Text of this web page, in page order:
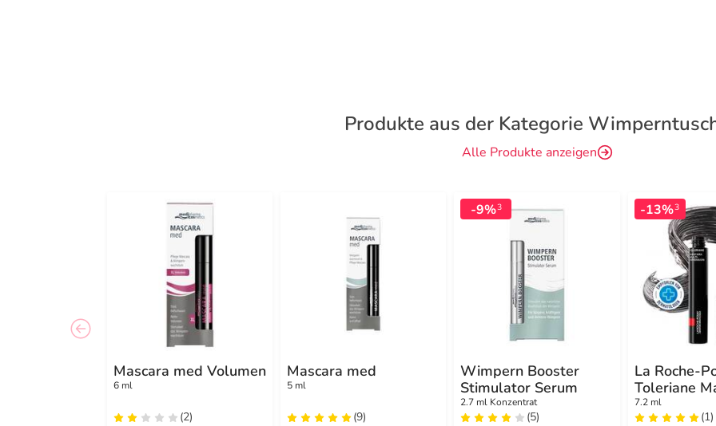
Produkte aus der Kategorie
Alle Produkte anzeigen
Mascara med Volumen
6 ml
(2)
Mascara med
5 ml
(9)
-9%3
Wimpern Booster
Stimulator Serum
2.7 ml Konzentrat
(5)
-13%3
La Roche-
Toleriane
Multi-
7.2 ml
(1)